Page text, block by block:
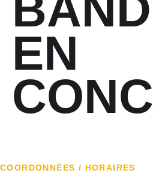
EN
COORDONNÉES / HORAIRES